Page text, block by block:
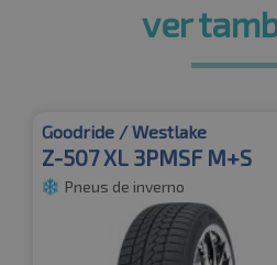
ver
Goodride / Westlake
Z-507 XL 3PMSF M+S
Pneus de inverno